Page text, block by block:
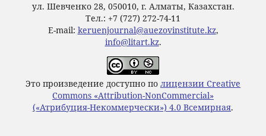
ул. Шевченко 28, 050010, г. Алматы, Казахстан.
Тел.: +7 (727) 272-74-11
E-mail: keruenjournal@auezovinstitute.kz,
info@litart.kz.
Это произведение доступно по лицензии Creative
Commons «Attribution-NonCommercial»
(«Атрибуция-Некоммерчески») 4.0 Всемирная.